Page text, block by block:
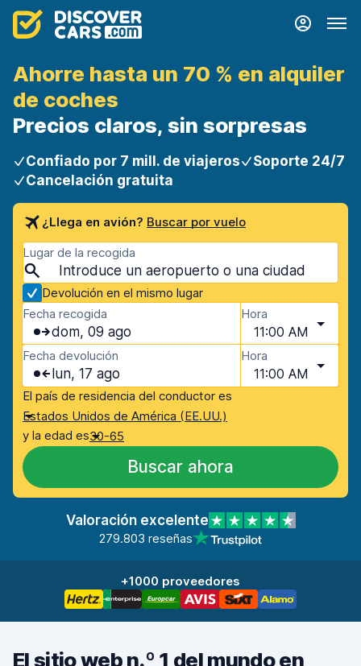
Ahorre hasta un 70 % en alquiler
de coches
Precios claros, sin sorpresas
Confiado por 7 mill. de viajeros
Soporte 24/7
Cancelación gratuita
¿Llega en avión? Buscar por vuelo
Lugar de la recogida
Devolución en el mismo lugar
Fecha recogida
dom, 09 ago
Hora
11:00 AM
Fecha devolución
lun, 17 ago
Hora
11:00 AM
El país de residencia del conductor es
Estados Unidos de América (EE.UU.)
y la edad es30-65
Buscar ahora
Valoración excelente
279.803 reseñas
+1000 proveedores
El sitio web n.º 1 del mundo en